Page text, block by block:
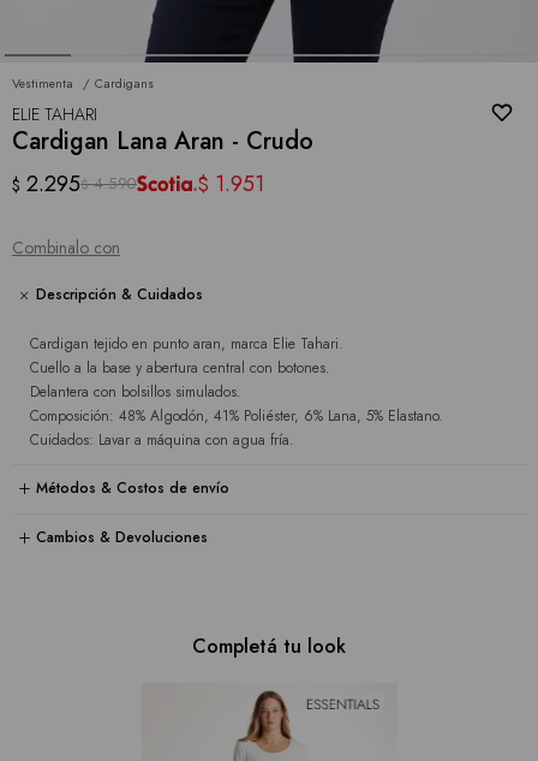
Vestimenta Cardigans
ELIE TAHARI
Cardigan Lana Aran - Crudo
$ 2.295$ 4.590 $ 1.951
Combinalo con
Descripción & Cuidados
Cardigan tejido en punto aran, marca Elie Tahari.
Cuello a la base y abertura central con botones.
Delantera con bolsillos simulados.
Composición: 48% Algodón, 41% Poliéster, 6% Lana, 5% Elastano.
Cuidados: Lavar a máquina con agua fría.
Métodos & Costos de envío
Cambios & Devoluciones
Completá tu look